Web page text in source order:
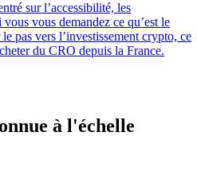
sur l’accessibilité, les
vous demandez ce qu’est le
pas vers l’investissement crypto, ce
du CRO depuis la France.
à l'échelle